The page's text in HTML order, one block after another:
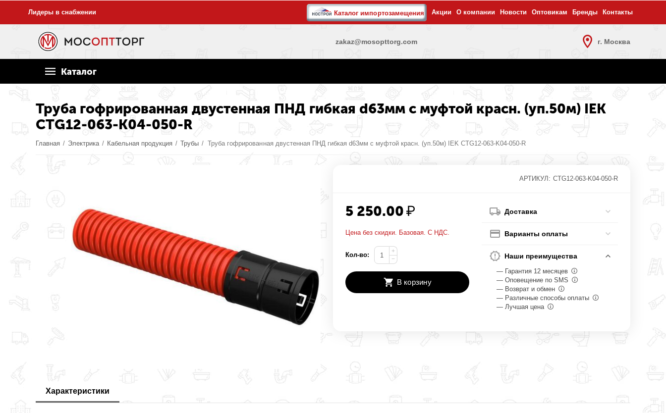
Лидеры в снабжении Каталог импортозамещения Акции О компании Новости Оптовикам Бренды Контакты
zakaz@mosopttorg.com г. Москва
Каталог
Труба гофрированная двустенная ПНД гибкая d63мм с муфтой красн. (уп.50м) IEK
CTG12-063-K04-050-R
Главная / Электрика / Кабельная продукция / Трубы / Труба гофрированная двустенная ПНД гибкая d63мм с муфтой красн. (уп.50м) IEK CTG12-063-K04-050-R
АРТИКУЛ: CTG12-063-K04-050-R
5 250.00₽
Цена без скидки. Базовая. С НДС.
Кол-во:
+
−
В корзину
Доставка
Варианты оплаты
Наши преимущества
— Гарантия 12 месяцев
— Оповещение по SMS
— Возврат и обмен
— Различные способы оплаты
— Лучшая цена
Характеристики